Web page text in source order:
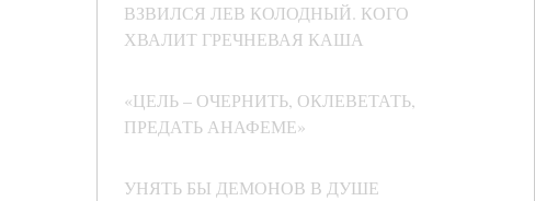
ВЗВИЛСЯ ЛЕВ КОЛОДНЫЙ. КОГО
ХВАЛИТ ГРЕЧНЕВАЯ КАША
«ЦЕЛЬ – ОЧЕРНИТЬ, ОКЛЕВЕТАТЬ,
ПРЕДАТЬ АНАФЕМЕ»
УНЯТЬ БЫ ДЕМОНОВ В ДУШЕ